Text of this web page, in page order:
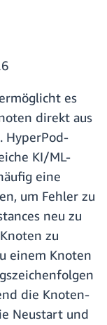
es
direkt aus
HyperPod-
KI/ML-
eine
um Fehler zu
neu zu
zu
einem Knoten
die Knoten-
Neustart und